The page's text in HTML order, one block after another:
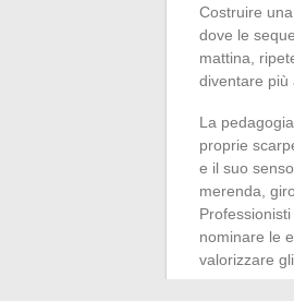
Costruire
dove le
mattina,
diventare più
La
proprie
e il suo
merenda,
nominare le
valorizzare